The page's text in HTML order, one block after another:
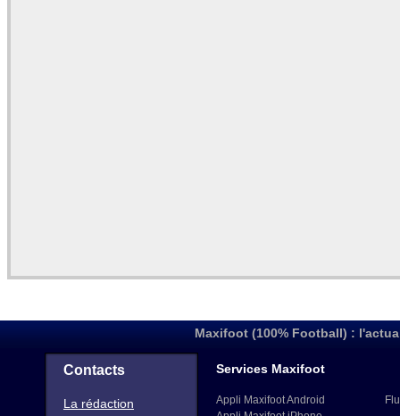
Maxifoot (100% Football) :
Contacts
La rédaction
Services Maxifoot
Appli Maxifoot Android